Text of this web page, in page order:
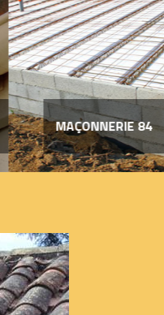
MAÇONNERIE 84